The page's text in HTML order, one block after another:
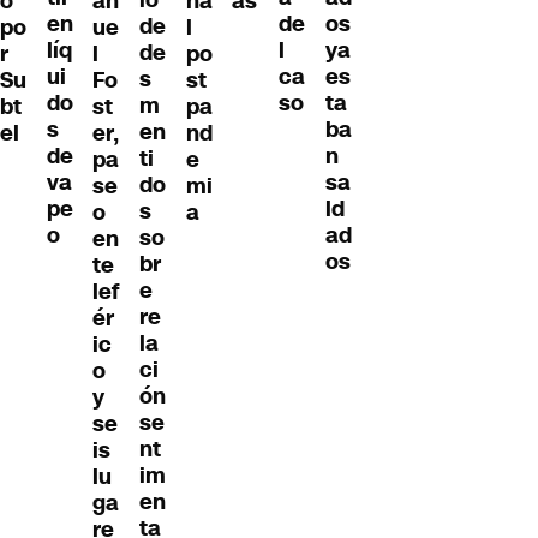
po
r
Su
bt
el
en
líq
ui
do
s
de
va
pe
o
ue
l
Fo
st
er,
pa
se
o
en
te
lef
ér
ic
o
y
se
is
lu
ga
re
de
de
s
m
en
ti
do
s
so
br
e
re
la
ci
ón
se
nt
im
en
ta
l
po
st
pa
nd
e
mi
a
de
l
ca
so
os
ya
es
ta
ba
n
sa
ld
ad
os